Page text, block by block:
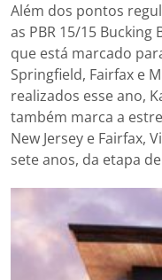
Além dos pontos
as PBR 15/15
que está marcado
Springfield, Fairfax e
realizados esse ano,
também marca a
New Jersey e Fairfax,
sete anos, da etapa